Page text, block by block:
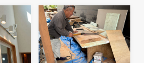
イベント情報